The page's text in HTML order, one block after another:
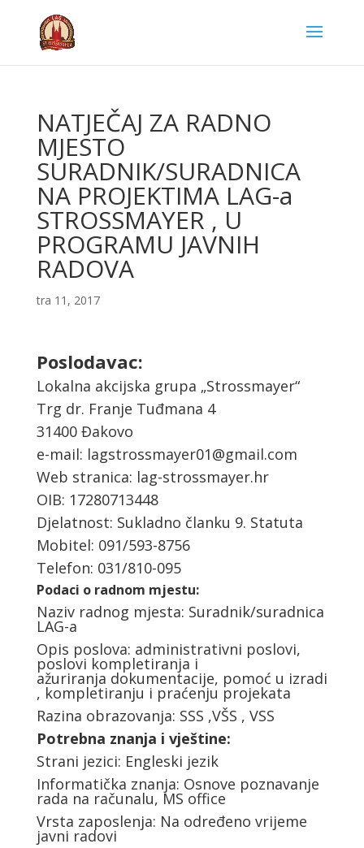
NATJEČAJ ZA RADNO
MJESTO
SURADNIK/SURADNICA
NA PROJEKTIMA LAG-a
STROSSMAYER , U
PROGRAMU JAVNIH
RADOVA
tra 11, 2017
Poslodavac:
Lokalna akcijska grupa „Strossmayer“
Trg dr. Franje Tuđmana 4
31400 Đakovo
e-mail: lagstrossmayer01@gmail.com
Web stranica: lag-strossmayer.hr
OIB: 17280713448
Djelatnost: Sukladno članku 9. Statuta
Mobitel: 091/593-8756
Telefon: 031/810-095
Podaci o radnom mjestu:
Naziv radnog mjesta: Suradnik/suradnica
LAG-a
Opis poslova: administrativni poslovi,
poslovi kompletiranja i
ažuriranja dokumentacije, pomoć u izradi
, kompletiranju i praćenju projekata
Razina obrazovanja: SSS ,VŠS , VSS
Potrebna znanja i vještine:
Strani jezici: Engleski jezik
Informatička znanja: Osnove poznavanje
rada na računalu, MS office
Vrsta zaposlenja: Na određeno vrijeme
javni radovi